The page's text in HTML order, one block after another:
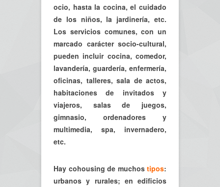
ocio, hasta la cocina, el cuidado
de los niños, la jardinería, etc.
Los servicios comunes, con un
marcado carácter socio-cultural,
pueden incluir cocina, comedor,
lavandería, guardería, enfermería,
oficinas, talleres, sala de actos,
habitaciones de invitados y
viajeros, salas de juegos,
gimnasio, ordenadores y
multimedia, spa, invernadero,
etc.
Hay cohousing de muchos tipos:
urbanos y rurales; en edificios